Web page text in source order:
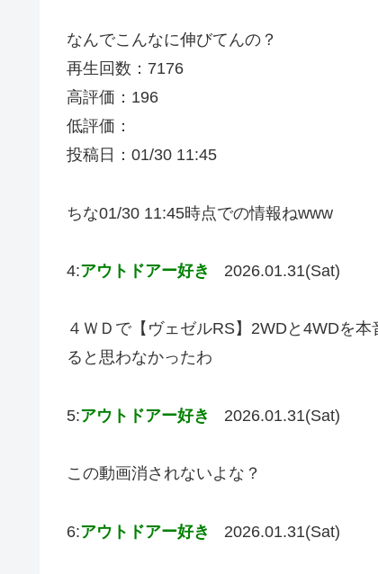
なんでこんなに伸びてんの？
再生回数：7176
高評価：196
低評価：
投稿日：01/30 11:45
ちな01/30 11:45時点での情報ねwww
4:アウトドアー好き 2026.01.31(Sat)
４ＷＤで【ヴェゼルRS】2WDと4WDを
ると思わなかったわ
5:アウトドアー好き 2026.01.31(Sat)
この動画消されないよな？
6:アウトドアー好き 2026.01.31(Sat)